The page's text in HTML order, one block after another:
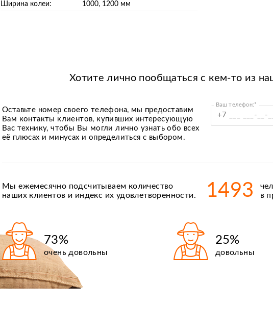
Ширина колеи: 1000, 1200 мм
Хотите лично пообщаться с кем-то из
Оставьте номер своего телефона, мы предоставим
Вам контакты клиентов, купивших интересующую
Вас технику, чтобы Вы могли лично узнать обо всех
её плюсах и минусах и определиться с выбором.
Ваш телефон:*
Мы ежемесячно подсчитываем количество
наших клиентов и индекс их удовлетворенности.
1493
в
73%
очень довольны
25%
довольны